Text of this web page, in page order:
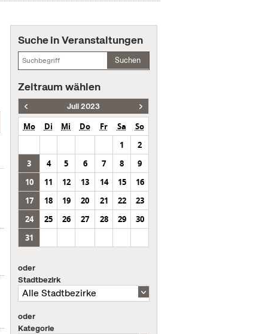
Suche in Veranstaltungen
Suchen
Zeitraum wählen
Juli 2023
Mo Di Mi Do Fr Sa
So
1
2
3
4 5 6 7 8
9
10
11 12 13 14 15
16
17
18 19 20 21 22
23
24
25 26 27 28 29
30
31
oder
Stadtbezirk
oder
Kategorie